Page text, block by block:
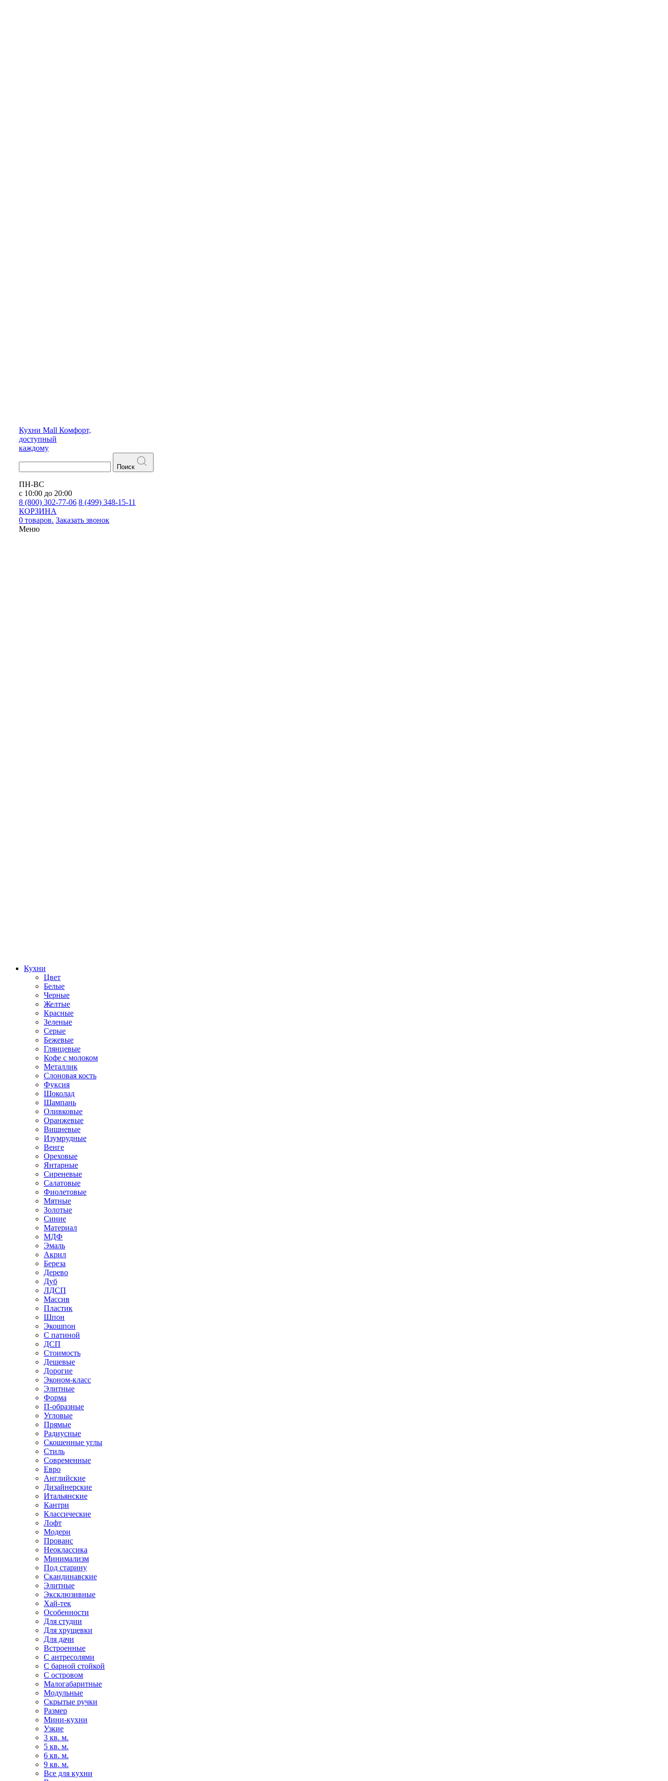
Кухни Mall Комфорт,
доступный
каждому
Поиск
ПН-ВС
с 10:00 до 20:00
8 (800) 302-77-06 8 (499) 348-15-11
КОРЗИНА
0 товаров. Заказать звонок
Меню
Кухни
Цвет
Белые
Черные
Желтые
Красные
Зеленые
Серые
Бежевые
Глянцевые
Кофе с молоком
Металлик
Слоновая кость
Фуксия
Шоколад
Шампань
Оливковые
Оранжевые
Вишневые
Изумрудные
Венге
Ореховые
Янтарные
Сиреневые
Салатовые
Фиолетовые
Мятные
Золотые
Синие
Материал
МДФ
Эмаль
Акрил
Береза
Дерево
Дуб
ЛДСП
Массив
Пластик
Шпон
Экошпон
С патиной
ДСП
Стоимость
Дешевые
Дорогие
Эконом-класс
Элитные
Форма
П-образные
Угловые
Прямые
Радиусные
Скошенные углы
Стиль
Современные
Евро
Английские
Дизайнерские
Итальянские
Кантри
Классические
Лофт
Модерн
Прованс
Неоклассика
Минимализм
Под старину
Скандинавские
Элитные
Эксклюзивные
Хай-тек
Особенности
Для студии
Для хрущевки
Для дачи
Встроенные
С антресолями
С барной стойкой
С островом
Малогабаритные
Модульные
Скрытые ручки
Размер
Мини-кухни
Узкие
3 кв. м.
5 кв. м.
6 кв. м.
9 кв. м.
Все для кухни